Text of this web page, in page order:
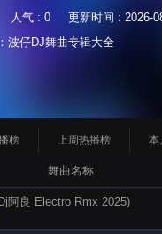
气 : 0 更新时间 : 2026-
波仔DJ舞曲专辑大全
榜 上周热播榜 本
舞曲名称
阿良 Electro Rmx 2025)